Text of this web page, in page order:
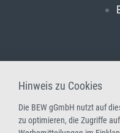
Hinweis zu Cookies
Die BEW gGmbH nutzt auf
zu optimieren, die Zugriffe